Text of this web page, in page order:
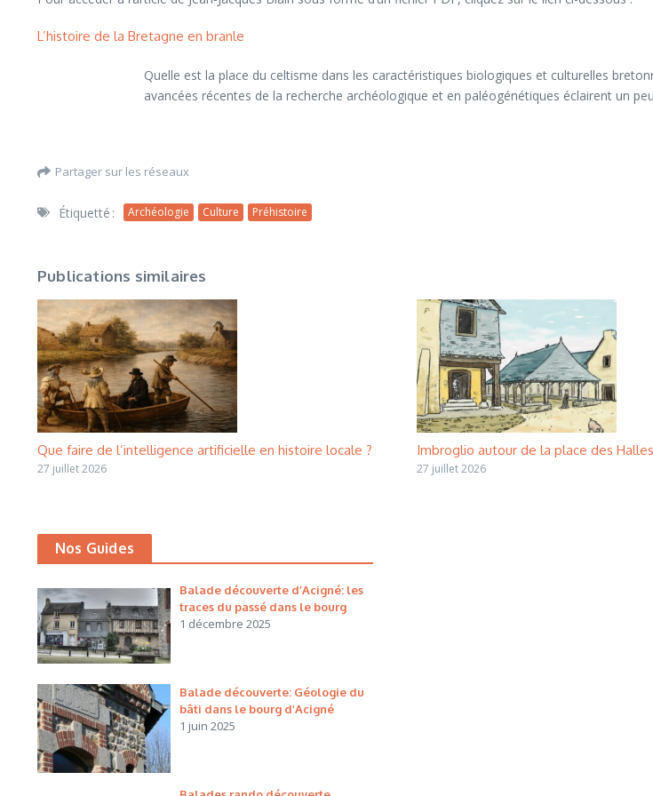
L’histoire de la Bretagne en branle
Quelle est la place du celtisme dans les caractéristiques biologiques et culturelles
avancées récentes de la recherche archéologique et en paléogénétiques éclairent un
Partager sur les réseaux
Étiquetté : Archéologie Culture Préhistoire
Publications similaires
Que faire de l’intelligence artificielle en histoire locale ?
27 juillet 2026
Imbroglio autour de la place des
27 juillet 2026
Nos Guides
Balade découverte d’Acigné: les
traces du passé dans le bourg
1 décembre 2025
Balade découverte: Géologie du
bâti dans le bourg d’Acigné
1 juin 2025